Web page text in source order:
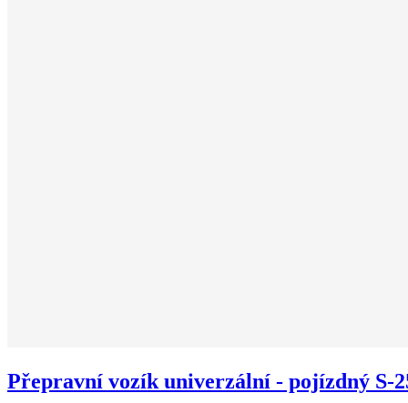
Přepravní vozík univerzální - pojízdný S-